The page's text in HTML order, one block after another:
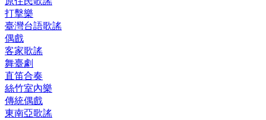
打擊樂
臺灣台語歌謠
偶戲
客家歌謠
舞臺劇
直笛合奏
絲竹室內樂
傳統偶戲
東南亞歌謠